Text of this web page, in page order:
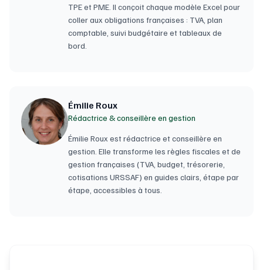
TPE et PME. Il conçoit chaque modèle Excel pour
coller aux obligations françaises : TVA, plan
comptable, suivi budgétaire et tableaux de
bord.
Émilie Roux
Rédactrice & conseillère en gestion
Émilie Roux est rédactrice et conseillère en
gestion. Elle transforme les règles fiscales et de
gestion françaises (TVA, budget, trésorerie,
cotisations URSSAF) en guides clairs, étape par
étape, accessibles à tous.